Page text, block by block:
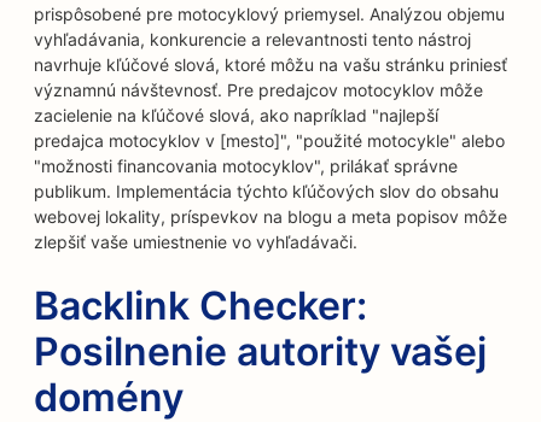
prispôsobené pre motocyklový priemysel. Analýzou objemu
vyhľadávania, konkurencie a relevantnosti tento nástroj
navrhuje kľúčové slová, ktoré môžu na vašu stránku priniesť
významnú návštevnosť. Pre predajcov motocyklov môže
zacielenie na kľúčové slová, ako napríklad "najlepší
predajca motocyklov v [mesto]", "použité motocykle" alebo
"možnosti financovania motocyklov", prilákať správne
publikum. Implementácia týchto kľúčových slov do obsahu
webovej lokality, príspevkov na blogu a meta popisov môže
zlepšiť vaše umiestnenie vo vyhľadávači.
Backlink Checker:
Posilnenie autority vašej
domény